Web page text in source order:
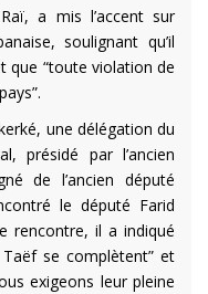
a mis l’accent sur
soulignant qu’il
que “toute violation de
une délégation du
présidé par l’ancien
de l’ancien député
le député Farid
rencontre, il a indiqué
se complètent” et
exigeons leur pleine